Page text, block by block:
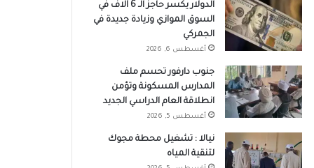
الدولار يكسر حاجز الـ 6 آلاف في
السوق الموازي وزيادة جديدة في
الجمركي
أغسطس 6, 2026
جنوب دارفور تحسم ملف
المدارس المسكونة وتؤمن
انطلاقة العام الدراسي الجديد
أغسطس 5, 2026
نيالا : تشغيل محطة مجوك
لتنقية المياه